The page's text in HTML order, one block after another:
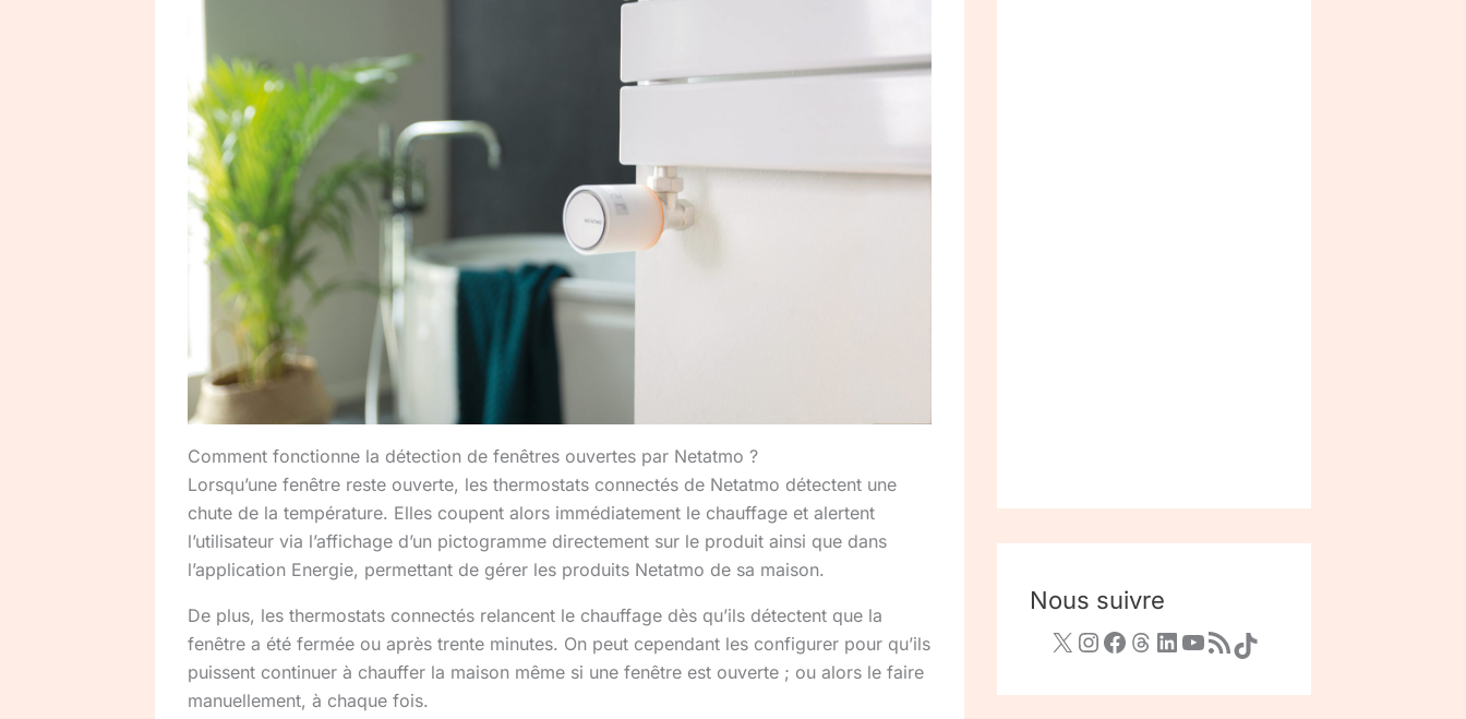
Comment fonctionne la détection de fenêtres ouvertes par Netatmo ?
Lorsqu’une fenêtre reste ouverte, les thermostats connectés de Netatmo détectent une
chute de la température. Elles coupent alors immédiatement le chauffage et alertent
l’utilisateur via l’affichage d’un pictogramme directement sur le produit ainsi que dans
l’application Energie, permettant de gérer les produits Netatmo de sa maison.
De plus, les thermostats connectés relancent le chauffage dès qu’ils détectent que la
fenêtre a été fermée ou après trente minutes. On peut cependant les configurer pour qu’ils
puissent continuer à chauffer la maison même si une fenêtre est ouverte ; ou alors le faire
manuellement, à chaque fois.
Nous suivre